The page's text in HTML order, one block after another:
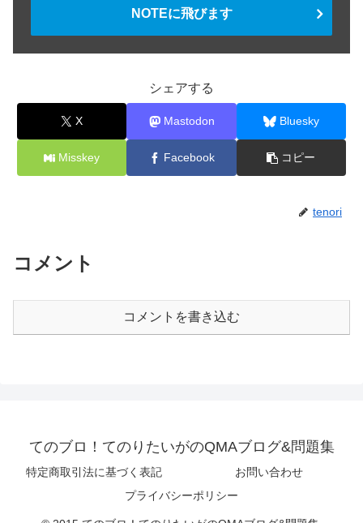
NOTEに飛びます
シェアする
X Mastodon Bluesky
Misskey Facebook コピー
tenori
コメント
コメントを書き込む
てのブロ！てのりたいがのQMAブログ&問題集
特定商取引法に基づく表記
お問い合わせ
プライバシーポリシー